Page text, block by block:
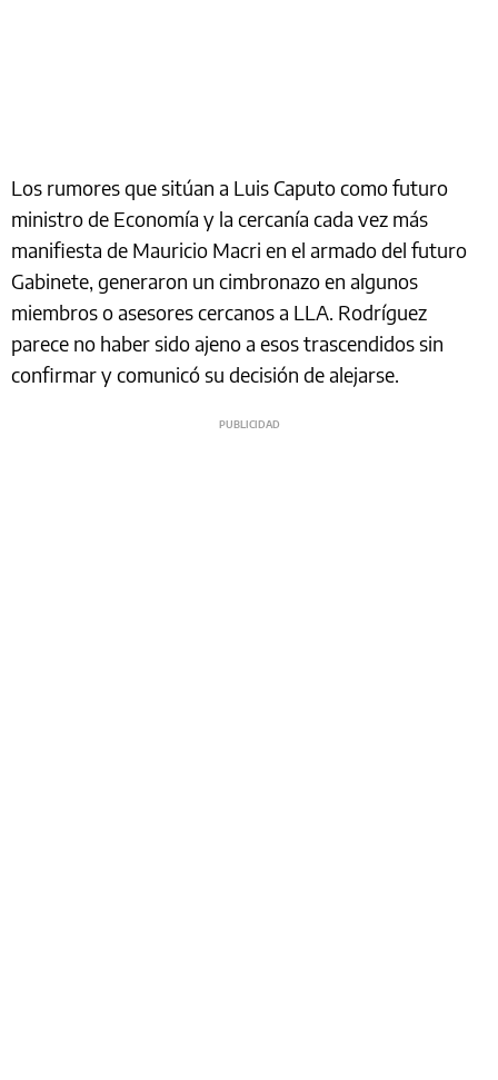
Los rumores que sitúan a Luis Caputo como futuro
ministro de Economía y la cercanía cada vez más
manifiesta de Mauricio Macri en el armado del futuro
Gabinete, generaron un cimbronazo en algunos
miembros o asesores cercanos a LLA. Rodríguez
parece no haber sido ajeno a esos trascendidos sin
confirmar y comunicó su decisión de alejarse.